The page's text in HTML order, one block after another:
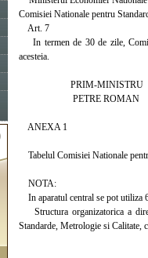
Comisiei Nationale pentru
Art. 7
In termen de 30 de zile,
acesteia.
PRIM-MINISTRU
PETRE ROMAN
ANEXA 1
Tabelul Comisiei Nationale
NOTA:
In aparatul central se pot utiliza
Structura organizatorica a
Standarde, Metrologie si